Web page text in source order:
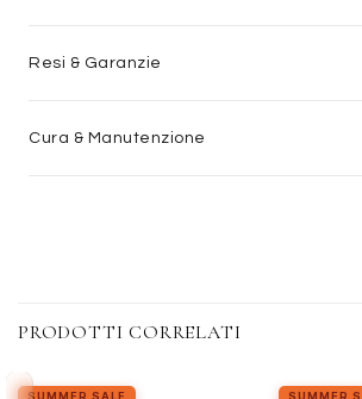
Resi & Garanzie
Cura & Manutenzione
PRODOTTI CORRELATI
SUMMER SALE SUMMER